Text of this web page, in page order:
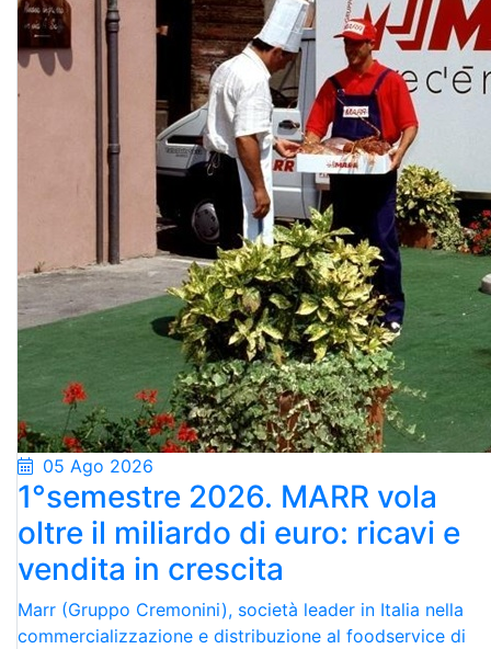
05 Ago 2026
1°semestre 2026. MARR vola
oltre il miliardo di euro: ricavi e
vendita in crescita
Marr (Gruppo Cremonini), società leader in Italia nella
commercializzazione e distribuzione al foodservice di